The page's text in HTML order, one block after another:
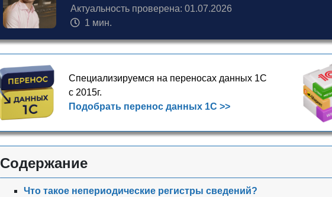
Актуальность проверена: 01.07.2026
1 мин.
Специализируемся на переносах данных 1С
с 2015г.
Подобрать перенос данных 1С >>
Содержание
Что такое непериодические регистры сведений?